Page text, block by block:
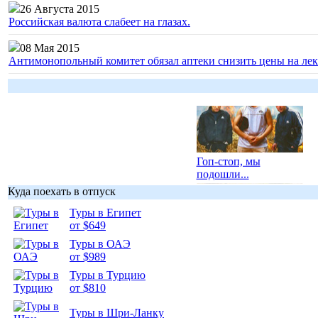
26 Августа 2015
Российская валюта слабеет на глазах.
08 Мая 2015
Антимонопольный комитет обязал аптеки снизить цены на
Гоп-стоп, мы
подошли...
Куда поехать в отпуск
Туры в Египет
от $649
Туры в ОАЭ
от $989
Туры в Турцию
от $810
Туры в Шри-Ланку